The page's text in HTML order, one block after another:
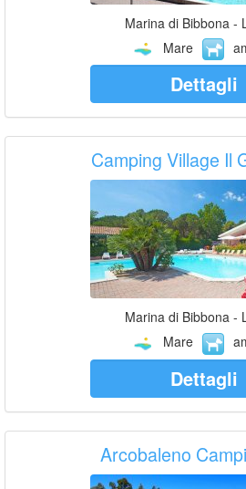
Marina di Bibbona -
Mare
Dettagli
Camping Village Il
Marina di Bibbona -
Mare
Dettagli
Arcobaleno